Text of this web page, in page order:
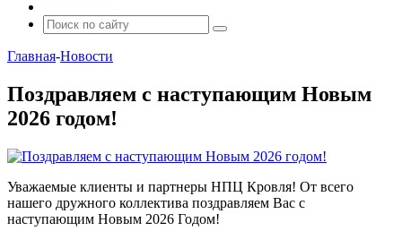
Главная-Новости
Поздравляем с наступающим Новым
2026 годом!
Уважаемые клиенты и партнеры НПЦ Кровля! От всего
нашего дружного коллектива поздравляем Вас с
наступающим Новым 2026 Годом!